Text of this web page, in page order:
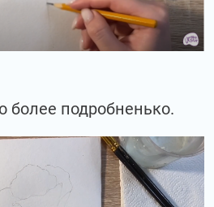
более подробненько.